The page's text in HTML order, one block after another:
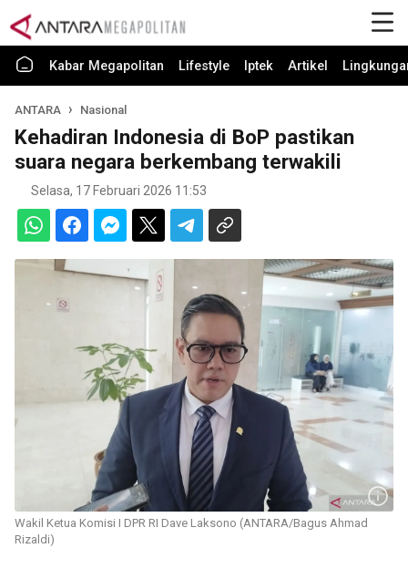
Kabar Megapolitan Lifestyle Iptek Artikel
ANTARA Nasional
Kehadiran Indonesia di BoP pastikan
suara negara berkembang terwakili
Selasa, 17 Februari 2026 11:53
Wakil Ketua Komisi I DPR RI Dave Laksono (ANTARA/Bagus Ahmad
Rizaldi)